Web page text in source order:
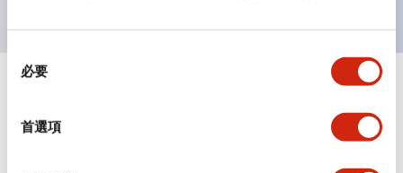
必要
首選項
審美規範